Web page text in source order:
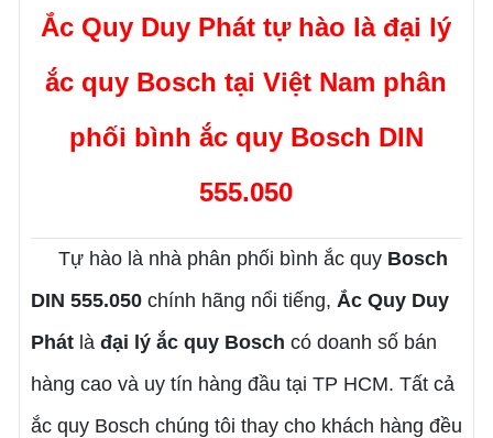
Ắc Quy Duy Phát tự hào là đại lý
ắc quy Bosch tại Việt Nam phân
phối bình ắc quy Bosch DIN
555.050
Tự hào là nhà phân phối bình ắc quy Bosch
DIN 555.050chính hãng nổi tiếng, Ắc Quy Duy
Phátlà đại lý ắc quy Bosch có doanh số bán
hàng cao và uy tín hàng đầu tại TP HCM. Tất cả
ắc quy Bosch chúng tôi thay cho khách hàng đều